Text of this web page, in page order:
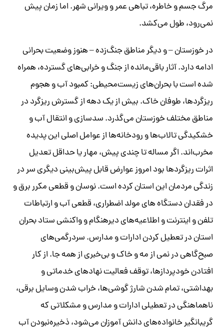
مرگ جسم و خاطره، تباهی عمر و ویرانی شهر. اما زمان پیش
نمی‌رود، طول می‌کشد.
در خوزستان – و دیگر مناطق جنگ‌زده – هنوز وضعیت بحرانی
ادامه دارد. آثار باقی‌مانده از جنگ و خرابی‌های گسترده، همراه
شده است با بحران‌های زیست‌محیطی: کمبود آب و هجوم
ریزگردها، طوفان خاک. بیش از یک دهه از گسترش ریزگرد در
مناطق مختلف خوزستان می‌گذرد. سدسازی و انتقال آب و
خشکیدگی تالاب‌ها و رودخانه‌ها از عوامل اصلی این پدیده
مخرب‌اند. اگر مساله تا چندی پیش، مهار یا حداقل تعدیل
اثرات ریزگردها بود امروز عوارض قابل پیش‌بینی دیگری سر در
زندگی مردمان این استان کرده است. نوسان و قطعی مکرر برق و
در فقدان دستگاه های مولد اضطراری، قطعی آب و ارتباطات
تلفن و اینترنت و اطلاعیه‌های دیرهنگام و واکنشی ستاد بحران
استان در تعطیل کردن ادارات و مدارس. سردرگمی‌های
صبح‌گاهی در نمی از مه و خاک و بی‌خبری از همه جا. از کار
افتادن خودپردازها، توقف فعالیت نهادهای خدماتی و
بهداشتی، تمام شدن شارژ گوشی‌ها، خراب شدن وسایل برقی،
ناهماهنگی در تعطیلی ادارات و مدارس و مشکلاتی که
گریبانگیر خانواده‌های دانش آموزان می‌شود، ذخیره‌نبودن آب